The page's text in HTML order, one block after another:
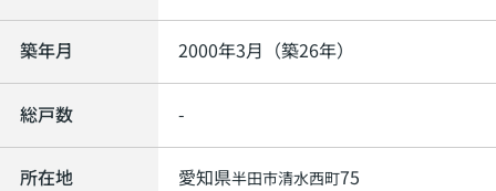
築年月 2000年3月（築26年）
総戸数 -
所在地 愛知県半田市清水西町75